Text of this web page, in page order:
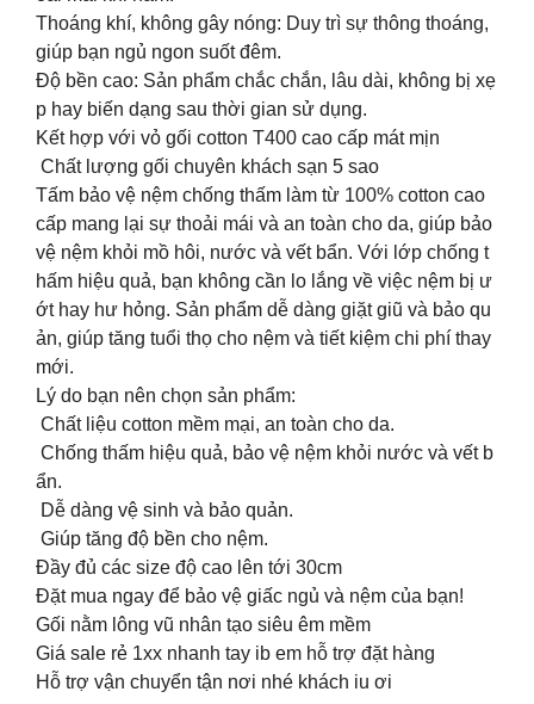
Thoáng khí, không gây nóng: Duy trì sự thông thoáng,
giúp bạn ngủ ngon suốt đêm.
Độ bền cao: Sản phẩm chắc chắn, lâu dài, không bị xẹ
p hay biến dạng sau thời gian sử dụng.
Kết hợp với vỏ gối cotton T400 cao cấp mát mịn
Chất lượng gối chuyên khách sạn 5 sao
Tấm bảo vệ nệm chống thấm làm từ 100% cotton cao
cấp mang lại sự thoải mái và an toàn cho da, giúp bảo
vệ nệm khỏi mồ hôi, nước và vết bẩn. Với lớp chống t
hấm hiệu quả, bạn không cần lo lắng về việc nệm bị ư
ớt hay hư hỏng. Sản phẩm dễ dàng giặt giũ và bảo qu
ản, giúp tăng tuổi thọ cho nệm và tiết kiệm chi phí thay
mới.
Lý do bạn nên chọn sản phẩm:
Chất liệu cotton mềm mại, an toàn cho da.
Chống thấm hiệu quả, bảo vệ nệm khỏi nước và vết b
ẩn.
Dễ dàng vệ sinh và bảo quản.
Giúp tăng độ bền cho nệm.
Đầy đủ các size độ cao lên tới 30cm
Đặt mua ngay để bảo vệ giấc ngủ và nệm của bạn!
Gối nằm lông vũ nhân tạo siêu êm mềm
Giá sale rẻ 1xx nhanh tay ib em hỗ trợ đặt hàng
Hỗ trợ vận chuyển tận nơi nhé khách iu ơi